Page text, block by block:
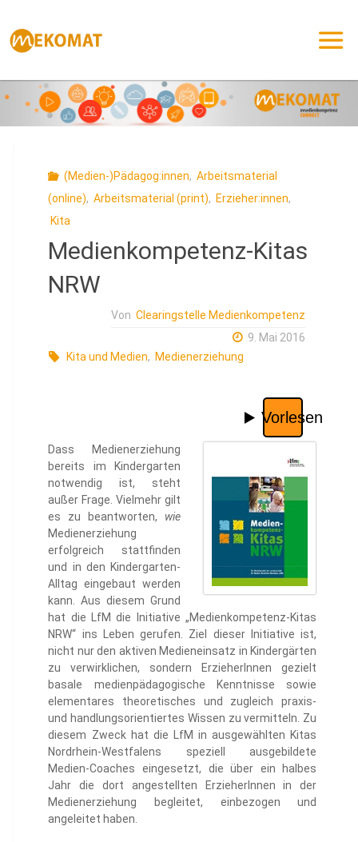
Inhalt
springen
(Medien-)Pädagog:innen, Arbeitsmaterial
(online), Arbeitsmaterial (print), Erzieher:innen,
Kita
Medienkompetenz-Kitas
NRW
Von Clearingstelle Medienkompetenz
9. Mai 2016
Kita und Medien, Medienerziehung
Dass Medienerziehung
bereits im Kindergarten
notwendig ist, steht
außer Frage. Vielmehr gilt
es zu beantworten, wie
Medienerziehung
erfolgreich stattfinden
und in den Kindergarten-
Alltag eingebaut werden
kann. Aus diesem Grund
hat die LfM die Initiative „Medienkompetenz-Kitas
NRW“ ins Leben gerufen. Ziel dieser Initiative ist,
nicht nur den aktiven Medieneinsatz in Kindergärten
zu verwirklichen, sondern ErzieherInnen gezielt
basale medienpädagogische Kenntnisse sowie
elementares theoretisches und zugleich praxis-
und handlungsorientiertes Wissen zu vermitteln. Zu
diesem Zweck hat die LfM in ausgewählten Kitas
Nordrhein-Westfalens speziell ausgebildete
Medien-Coaches eingesetzt, die über ein halbes
Jahr die dort angestellten ErzieherInnen in der
Medienerziehung begleitet, einbezogen und
angeleitet haben.